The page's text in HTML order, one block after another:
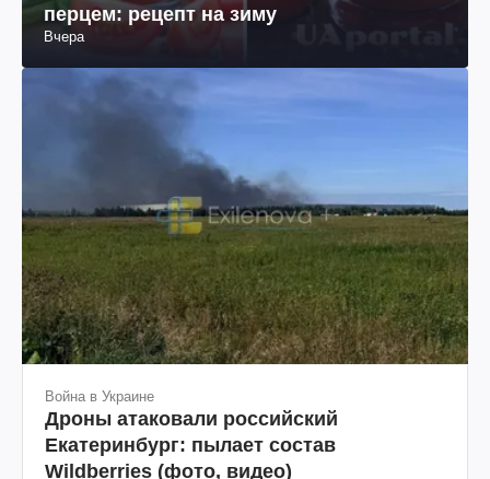
перцем: рецепт на зиму
Вчера
Война в Украине
Дроны атаковали российский
Екатеринбург: пылает состав
Wildberries (фото, видео)